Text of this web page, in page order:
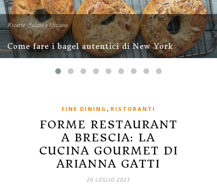
Ricette,Salato e Sfizioso
Come fare i bagel autentici di New York
FINE DINING , RISTORANTI
FORME RESTAURANT
A BRESCIA: LA
CUCINA GOURMET DI
ARIANNA GATTI
20 LUGLIO 2023